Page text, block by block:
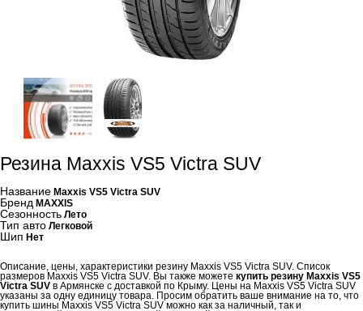
Резина Maxxis VS5 Victra SUV
Название Maxxis VS5 Victra SUV
Бренд MAXXIS
Сезонность Лето
Тип авто Легковой
Шип Нет
Описание, цены, характеристики резину Maxxis VS5 Victra SUV. Список
размеров Maxxis VS5 Victra SUV. Вы также можете купить резину Maxxis VS5
Victra SUV в Армянске с доставкой по Крыму. Цены на Maxxis VS5 Victra SUV
указаны за одну единицу товара. Просим обратить ваше внимание на то, что
купить шины Maxxis VS5 Victra SUV можно как за наличный, так и